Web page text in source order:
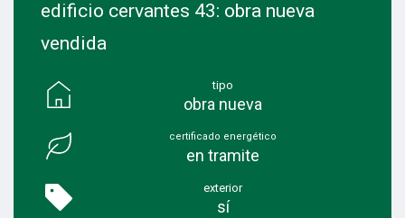
edificio cervantes 43: obra nueva
vendida
tipo
obra nueva
certificado energético
en tramite
exterior
sí